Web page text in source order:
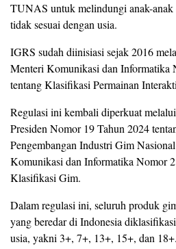
TUNAS untuk melindungi anak-anak
tidak sesuai dengan usia.
IGRS sudah diinisiasi sejak 2016
Menteri Komunikasi dan Informatika
tentang Klasifikasi Permainan
Regulasi ini kembali diperkuat
Presiden Nomor 19 Tahun 2024
Pengembangan Industri Gim
Komunikasi dan Informatika Nomor
Klasifikasi Gim.
Dalam regulasi ini, seluruh produk
yang beredar di Indonesia
usia, yakni 3+, 7+, 13+, 15+, dan 18+.